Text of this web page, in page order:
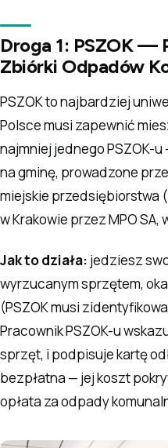
Droga 1: PSZOK —
Zbiórki Odpadów
PSZOK to najbardziej
Polsce musi zapewnić
najmniej jednego PSZOK-
na gminę, prowadzone
miejskie przedsiębiorstwa
w Krakowie przez MPO
Jak to działa: jedziesz
wyrzucanym sprzętem,
(PSZOK musi
Pracownik PSZOK-u
sprzęt, i podpisuje kartę
bezpłatna — jej koszt
opłata za odpady